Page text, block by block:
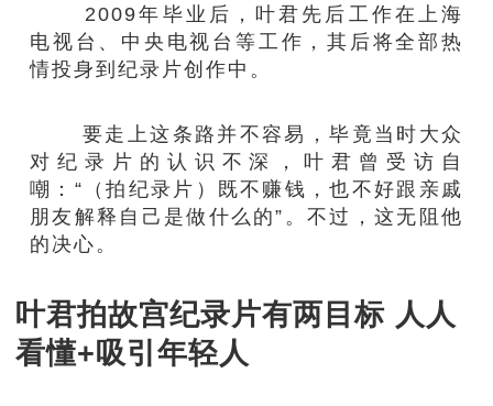
2009年毕业后，叶君先后工作在上海
电视台、中央电视台等工作，其后将全部热
情投身到纪录片创作中。
要走上这条路并不容易，毕竟当时大众
对纪录片的认识不深，叶君曾受访自
嘲：“（拍纪录片）既不赚钱，也不好跟亲戚
朋友解释自己是做什么的”。不过，这无阻他
的决心。
叶君拍故宫纪录片有两目标 人人
看懂+吸引年轻人